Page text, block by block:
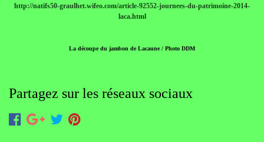
http://natifs50-graulhet.wifeo.com/article-92552-journees-du-patrimoine-2014-
laca.html
La découpe du jambon de Lacaune / Photo DDM
Partagez sur les réseaux sociaux